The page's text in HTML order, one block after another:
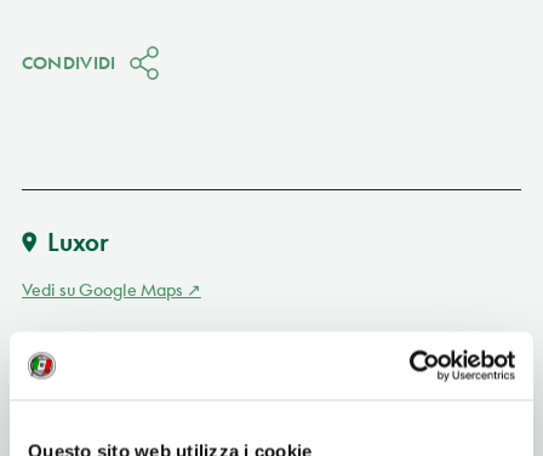
Questo sito web utilizza i cookie
CONDIVIDI
Luxor
Vedi su Google Maps
INDIRIZZO
el-Gezira